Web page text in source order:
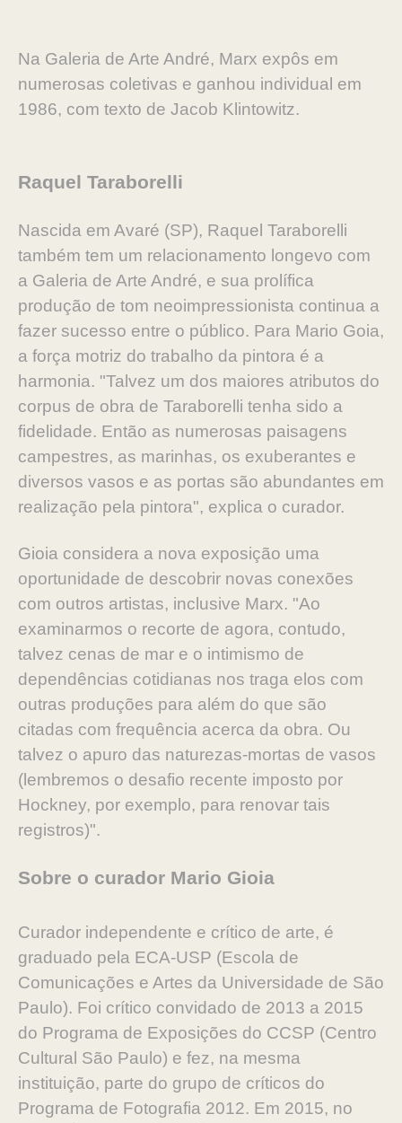
Na Galeria de Arte André, Marx expôs em
numerosas coletivas e ganhou individual em
1986, com texto de Jacob Klintowitz.
Raquel Taraborelli
Nascida em Avaré (SP), Raquel Taraborelli
também tem um relacionamento longevo com
a Galeria de Arte André, e sua prolífica
produção de tom neoimpressionista continua a
fazer sucesso entre o público. Para Mario Goia,
a força motriz do trabalho da pintora é a
harmonia. "Talvez um dos maiores atributos do
corpus de obra de Taraborelli tenha sido a
fidelidade. Então as numerosas paisagens
campestres, as marinhas, os exuberantes e
diversos vasos e as portas são abundantes em
realização pela pintora", explica o curador.
Gioia considera a nova exposição uma
oportunidade de descobrir novas conexões
com outros artistas, inclusive Marx. "Ao
examinarmos o recorte de agora, contudo,
talvez cenas de mar e o intimismo de
dependências cotidianas nos traga elos com
outras produções para além do que são
citadas com frequência acerca da obra. Ou
talvez o apuro das naturezas-mortas de vasos
(lembremos o desafio recente imposto por
Hockney, por exemplo, para renovar tais
registros)".
Sobre o curador Mario Gioia
Curador independente e crítico de arte, é
graduado pela ECA-USP (Escola de
Comunicações e Artes da Universidade de São
Paulo). Foi crítico convidado de 2013 a 2015
do Programa de Exposições do CCSP (Centro
Cultural São Paulo) e fez, na mesma
instituição, parte do grupo de críticos do
Programa de Fotografia 2012. Em 2015, no